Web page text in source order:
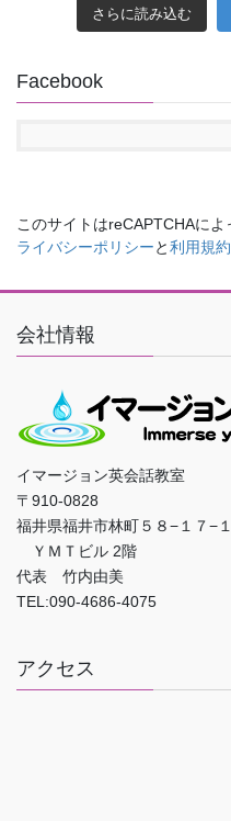
さらに読み込む
Facebook
このサイトはreCAPTCHAに
ライバシーポリシーと利用規約
会社情報
イマージョン英会話教室
〒910-0828
福井県福井市林町５８−１７−１
ＹＭＴビル 2階
代表 竹内由美
TEL:090-4686-4075
アクセス